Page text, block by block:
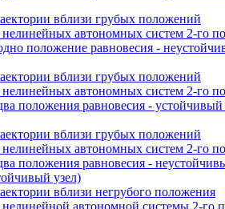
вблизи грубых положений
нелинейных автономных систем 2-го
положение равновесия -
вблизи грубых положений
нелинейных автономных систем 2-го
положения равновесия -
вблизи грубых положений
нелинейных автономных систем 2-го
положения равновесия -
узел)
вблизи негрубого положения
нелинейной автономной системы 2-го